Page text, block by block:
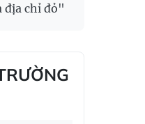
địa chỉ đỏ"